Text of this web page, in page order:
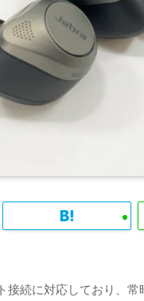
続に対応しており、